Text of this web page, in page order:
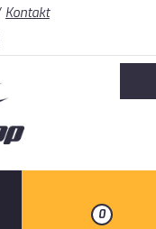
Kontakt
0